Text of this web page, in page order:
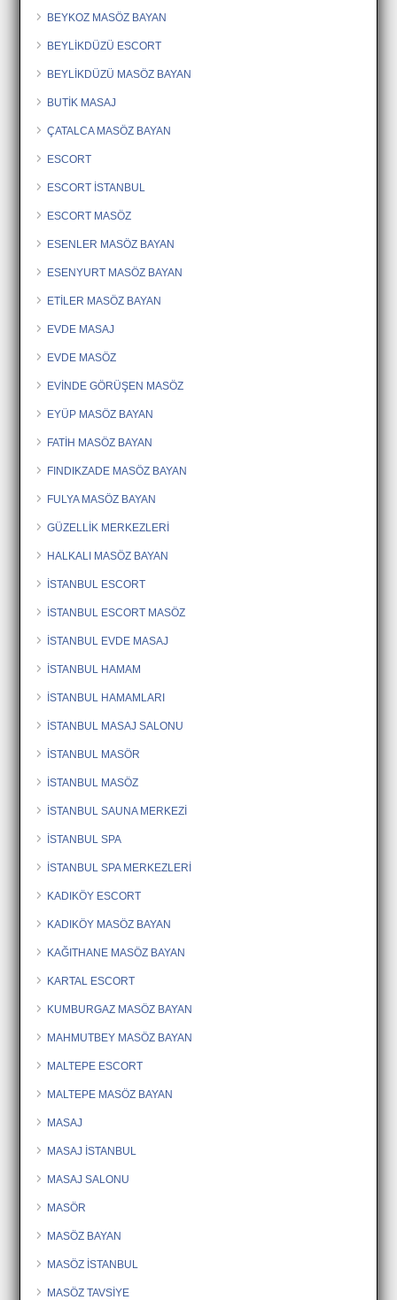
BEYKOZ MASÖZ BAYAN
BEYLİKDÜZÜ ESCORT
BEYLİKDÜZÜ MASÖZ BAYAN
BUTİK MASAJ
ÇATALCA MASÖZ BAYAN
ESCORT
ESCORT İSTANBUL
ESCORT MASÖZ
ESENLER MASÖZ BAYAN
ESENYURT MASÖZ BAYAN
ETİLER MASÖZ BAYAN
EVDE MASAJ
EVDE MASÖZ
EVİNDE GÖRÜŞEN MASÖZ
EYÜP MASÖZ BAYAN
FATİH MASÖZ BAYAN
FINDIKZADE MASÖZ BAYAN
FULYA MASÖZ BAYAN
GÜZELLİK MERKEZLERİ
HALKALI MASÖZ BAYAN
İSTANBUL ESCORT
İSTANBUL ESCORT MASÖZ
İSTANBUL EVDE MASAJ
İSTANBUL HAMAM
İSTANBUL HAMAMLARI
İSTANBUL MASAJ SALONU
İSTANBUL MASÖR
İSTANBUL MASÖZ
İSTANBUL SAUNA MERKEZİ
İSTANBUL SPA
İSTANBUL SPA MERKEZLERİ
KADIKÖY ESCORT
KADIKÖY MASÖZ BAYAN
KAĞITHANE MASÖZ BAYAN
KARTAL ESCORT
KUMBURGAZ MASÖZ BAYAN
MAHMUTBEY MASÖZ BAYAN
MALTEPE ESCORT
MALTEPE MASÖZ BAYAN
MASAJ
MASAJ İSTANBUL
MASAJ SALONU
MASÖR
MASÖZ BAYAN
MASÖZ İSTANBUL
MASÖZ TAVSİYE